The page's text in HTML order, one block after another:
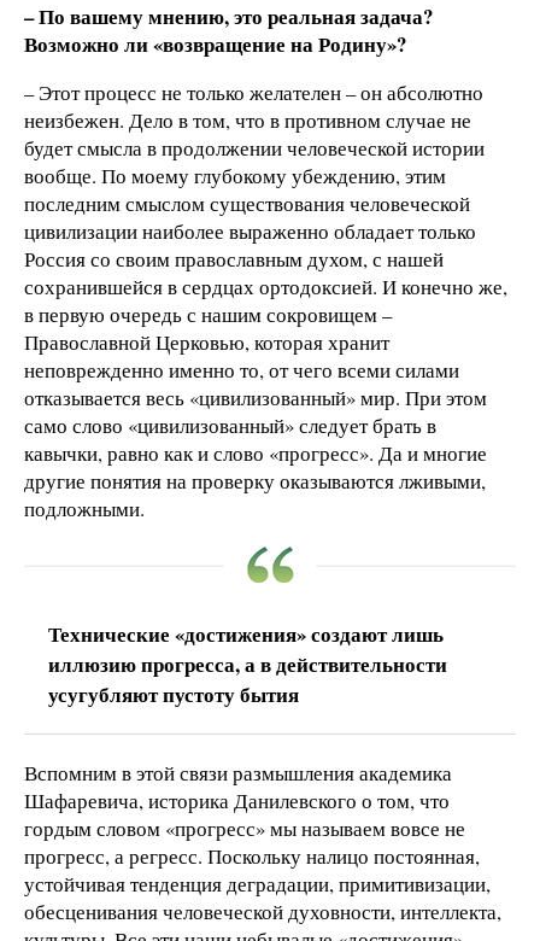
– По вашему мнению, это реальная задача?
Возможно ли «возвращение на Родину»?
– Этот процесс не только желателен – он абсолютно
неизбежен. Дело в том, что в противном случае не
будет смысла в продолжении человеческой истории
вообще. По моему глубокому убеждению, этим
последним смыслом существования человеческой
цивилизации наиболее выраженно обладает только
Россия со своим православным духом, с нашей
сохранившейся в сердцах ортодоксией. И конечно же,
в первую очередь с нашим сокровищем –
Православной Церковью, которая хранит
неповрежденно именно то, от чего всеми силами
отказывается весь «цивилизованный» мир. При этом
само слово «цивилизованный» следует брать в
кавычки, равно как и слово «прогресс». Да и многие
другие понятия на проверку оказываются лживыми,
подложными.
Технические «достижения» создают лишь
иллюзию прогресса, а в действительности
усугубляют пустоту бытия
Вспомним в этой связи размышления академика
Шафаревича, историка Данилевского о том, что
гордым словом «прогресс» мы называем вовсе не
прогресс, а регресс. Поскольку налицо постоянная,
устойчивая тенденция деградации, примитивизации,
обесценивания человеческой духовности, интеллекта,